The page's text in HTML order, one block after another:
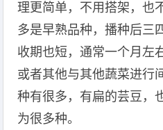
理更简单，不用搭架，也
多是早熟品种，播种后三
收期也短，通常一个月左
或者其他与其他蔬菜进行
种有很多，有扁的芸豆，
为很多种。